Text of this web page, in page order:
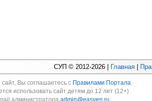
СУП © 2012-2026 | Главная
cайт, Вы соглашаетесь с Правилами Портала.
использовать сайт детям до 12 лет (12+)
администратораadmin@easyen.ru